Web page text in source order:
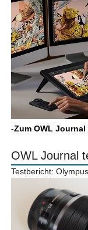
-Zum OWL
OWL Journal
Testbericht: